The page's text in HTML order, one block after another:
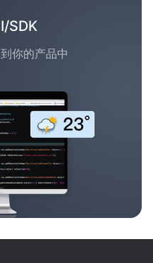
SDK
你的产品中